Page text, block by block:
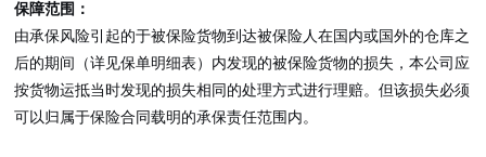
保障范围：
由承保风险引起的于被保险货物到达被保险人在国内或国外的仓库之
后的期间（详见保单明细表）内发现的被保险货物的损失，本公司应
按货物运抵当时发现的损失相同的处理方式进行理赔。但该损失必须
可以归属于保险合同载明的承保责任范围内。